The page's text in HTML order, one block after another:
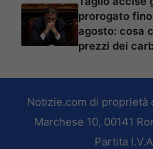
prorogato
agosto: cosa
prezzi dei
Notizie.com di proprietà
Marchese 10, 00141
Partita